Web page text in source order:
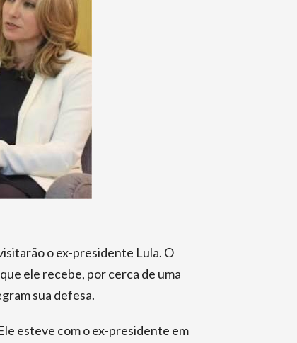
o ex-presidente Lula. O
ele recebe, por cerca de uma
sua defesa.
esteve com o ex-presidente em